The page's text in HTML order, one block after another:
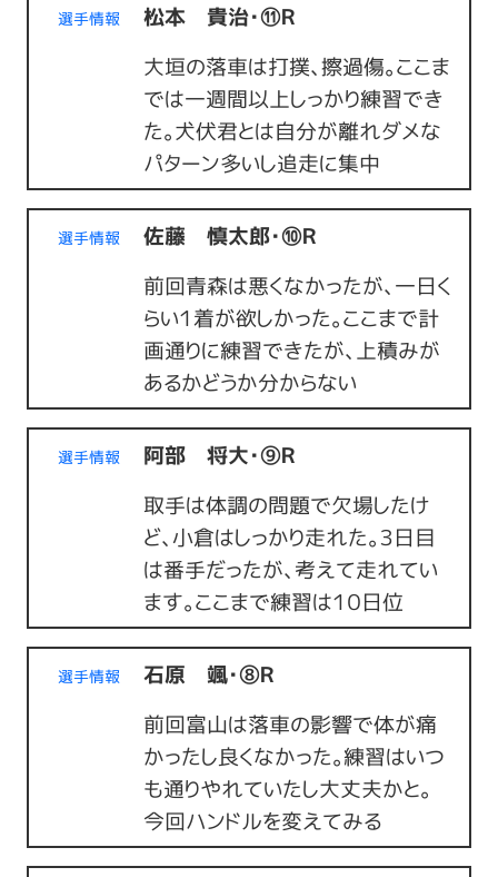
選手情報
松本 貴治・⑪Ｒ
大垣の落車は打撲、擦過傷。ここま
では一週間以上しっかり練習でき
た。犬伏君とは自分が離れダメな
パターン多いし追走に集中
選手情報
佐藤 慎太郎・⑩Ｒ
前回青森は悪くなかったが、一日く
らい１着が欲しかった。ここまで計
画通りに練習できたが、上積みが
あるかどうか分からない
選手情報
阿部 将大・⑨Ｒ
取手は体調の問題で欠場したけ
ど、小倉はしっかり走れた。３日目
は番手だったが、考えて走れてい
ます。ここまで練習は１０日位
選手情報
石原 颯・⑧Ｒ
前回富山は落車の影響で体が痛
かったし良くなかった。練習はいつ
も通りやれていたし大丈夫かと。
今回ハンドルを変えてみる